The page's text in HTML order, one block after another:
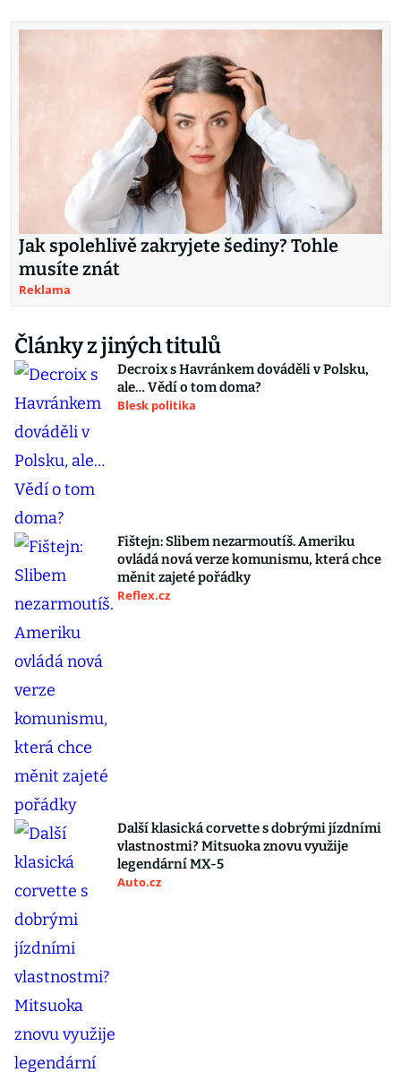
Jak spolehlivě zakryjete šediny? Tohle
musíte znát
Reklama
Články z jiných titulů
Decroix s Havránkem dováděli v Polsku,
ale… Vědí o tom doma?
Blesk politika
Fištejn: Slibem nezarmoutíš. Ameriku
ovládá nová verze komunismu, která chce
měnit zajeté pořádky
Reflex.cz
Další klasická corvette s dobrými jízdními
vlastnostmi? Mitsuoka znovu využije
legendární MX-5
Auto.cz